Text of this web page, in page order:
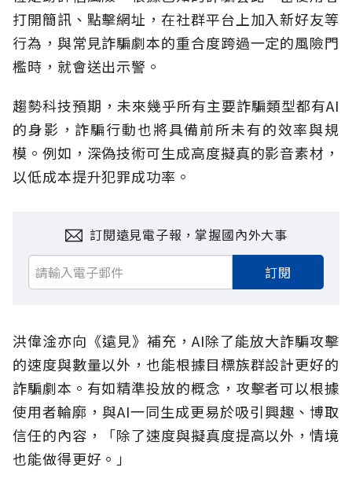
打開簡訊、點擊網址，在社群平台上加入新好友等
行為，與常見詐騙劇本的重合度跨過一定的風險門
檻時，就會送出示警。
趨勢科技預期，未來幾乎所有主要詐騙類型都有AI
的身影，詐騙行動也將具備前所未有的效率與規
模。例如，深偽技術可生成高度擬真的影音素材，
以低成本提升犯罪成功率。
訂閱遠見電子報，掌握國內外大事
訂閱
洪偉淦亦向《遠見》補充，AI除了能放大詐騙攻擊
的速度與數量以外，也能根據目標族群設計更好的
詐騙劇本。有如精準投放的概念，攻擊者可以根據
使用者輪廓，與AI一同生成更易於吸引興趣、博取
信任的內容，「除了速度與擬真度提高以外，情境
也能做得更好。」